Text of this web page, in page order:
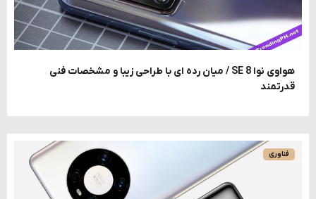
هواوی نوا 8 SE / میان رده ای با طراحی زیبا و مشخصات فنی
قدرتمند
فناوری